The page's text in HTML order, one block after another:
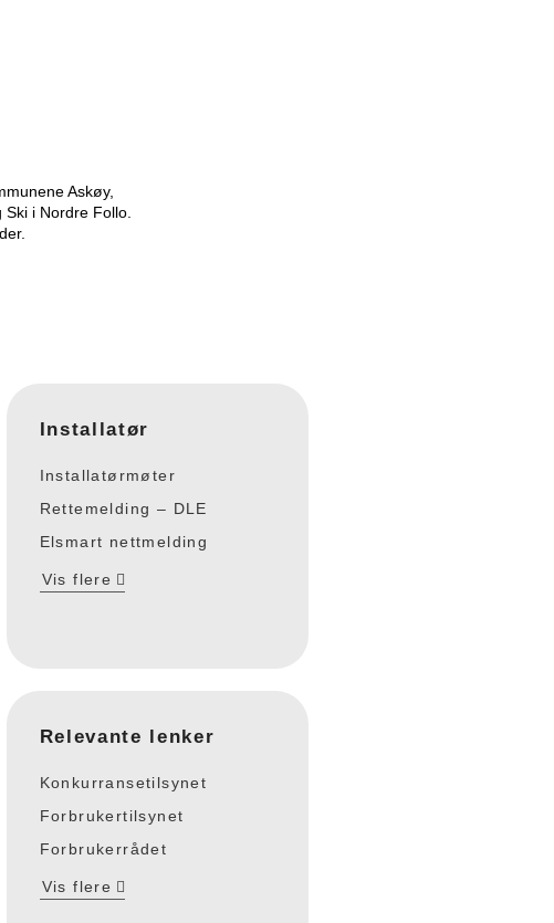
Askøy,
i Nordre Follo.
Installatør
Installatørmøter
Rettemelding – DLE
Elsmart nettmelding
Vis flere
Relevante lenker
Konkurransetilsynet
Forbrukertilsynet
Forbrukerrådet
Vis flere